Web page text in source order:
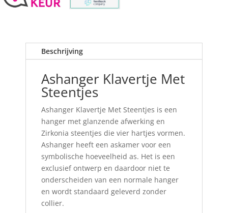
Beschrijving
Ashanger Klavertje Met
Steentjes
Ashanger Klavertje Met Steentjes is een
hanger met glanzende afwerking en
Zirkonia steentjes die vier hartjes vormen.
Ashanger heeft een askamer voor een
symbolische hoeveelheid as. Het is een
exclusief ontwerp en daardoor niet te
onderscheiden van een normale hanger
en wordt standaard geleverd zonder
collier.